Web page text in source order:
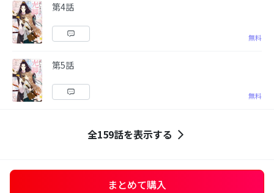
第4話
無料
第5話
無料
全159話を表示する
まとめて購入